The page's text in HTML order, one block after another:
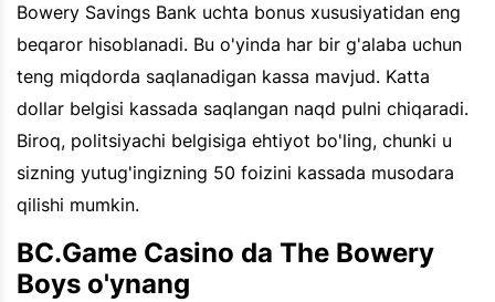
Bowery Savings Bank uchta bonus xususiyatidan eng
beqaror hisoblanadi. Bu o'yinda har bir g'alaba uchun
teng miqdorda saqlanadigan kassa mavjud. Katta
dollar belgisi kassada saqlangan naqd pulni chiqaradi.
Biroq, politsiyachi belgisiga ehtiyot bo'ling, chunki u
sizning yutug'ingizning 50 foizini kassada musodara
qilishi mumkin.
BC.Game Casino da The Bowery
Boys o'ynang